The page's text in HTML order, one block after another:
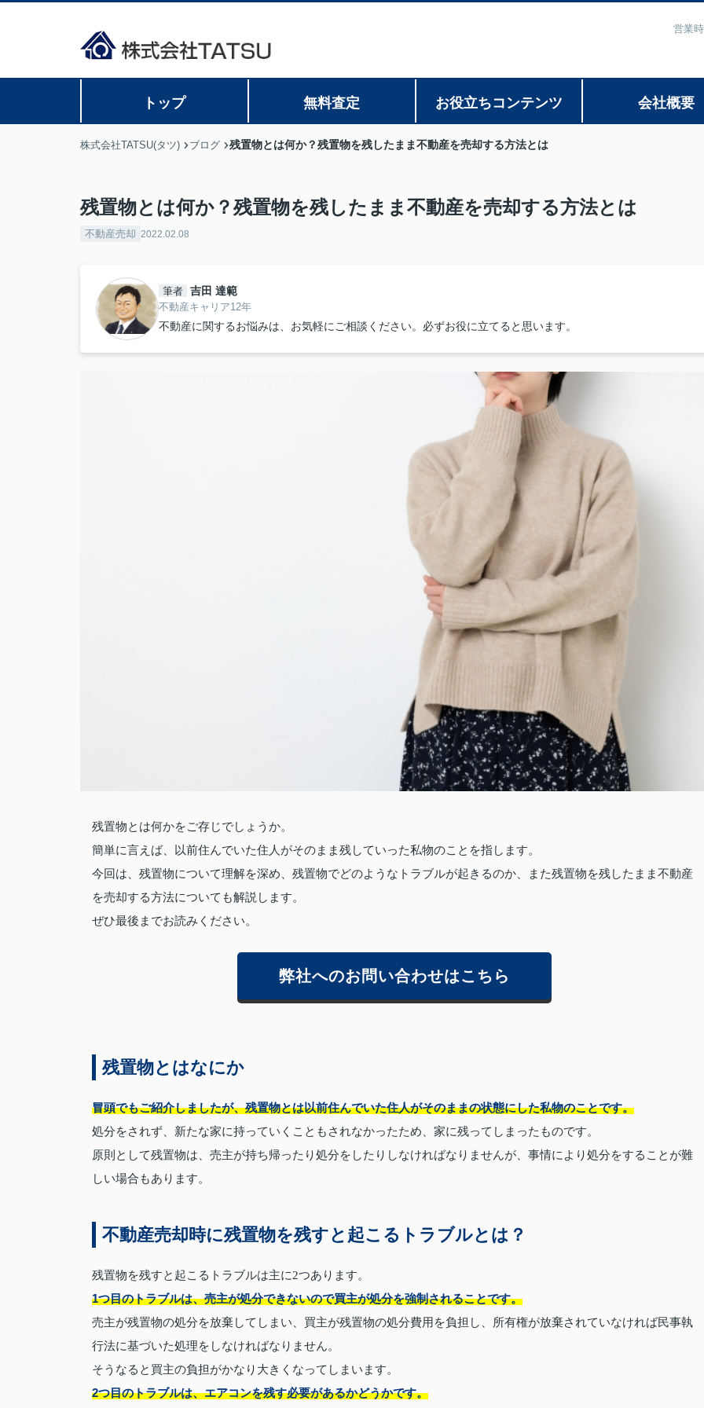
営業
トップ 無料査定 お役立ちコンテンツ 会社概要
株式会社TATSU(タツ) ブログ 残置物とは何か？残置物を残したまま不動産を売却する方法とは
残置物とは何か？残置物を残したまま不動産を売却する方法とは
不動産売却 2022.02.08
筆者 吉田 達範
不動産キャリア12年
不動産に関するお悩みは、お気軽にご相談ください。必ずお役に立てると思います。
残置物とは何かをご存じでしょうか。
簡単に言えば、以前住んでいた住人がそのまま残していった私物のことを指します。
今回は、残置物について理解を深め、残置物でどのようなトラブルが起きるのか、また残置物を残したまま不動産
を売却する方法についても解説します。
ぜひ最後までお読みください。
弊社へのお問い合わせはこちら
残置物とはなにか
冒頭でもご紹介しましたが、残置物とは以前住んでいた住人がそのままの状態にした私物のことです。
処分をされず、新たな家に持っていくこともされなかったため、家に残ってしまったものです。
原則として残置物は、売主が持ち帰ったり処分をしたりしなければなりませんが、事情により処分をすることが難
しい場合もあります。
不動産売却時に残置物を残すと起こるトラブルとは？
残置物を残すと起こるトラブルは主に2つあります。
1つ目のトラブルは、売主が処分できないので買主が処分を強制されることです。
売主が残置物の処分を放棄してしまい、買主が残置物の処分費用を負担し、所有権が放棄されていなければ民事執
行法に基づいた処理をしなければなりません。
そうなると買主の負担がかなり大きくなってしまいます。
2つ目のトラブルは、エアコンを残す必要があるかどうかです。